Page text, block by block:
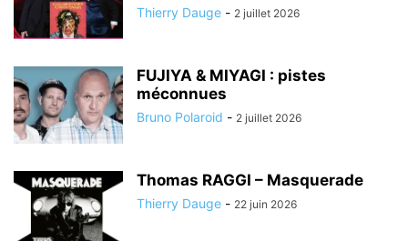
Thierry Dauge - 2 juillet 2026
FUJIYA & MIYAGI : pistes
méconnues
Bruno Polaroid - 2 juillet 2026
Thomas RAGGI – Masquerade
Thierry Dauge - 22 juin 2026